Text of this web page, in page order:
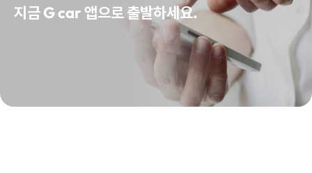
지금 G car 앱으로 출발하세요.